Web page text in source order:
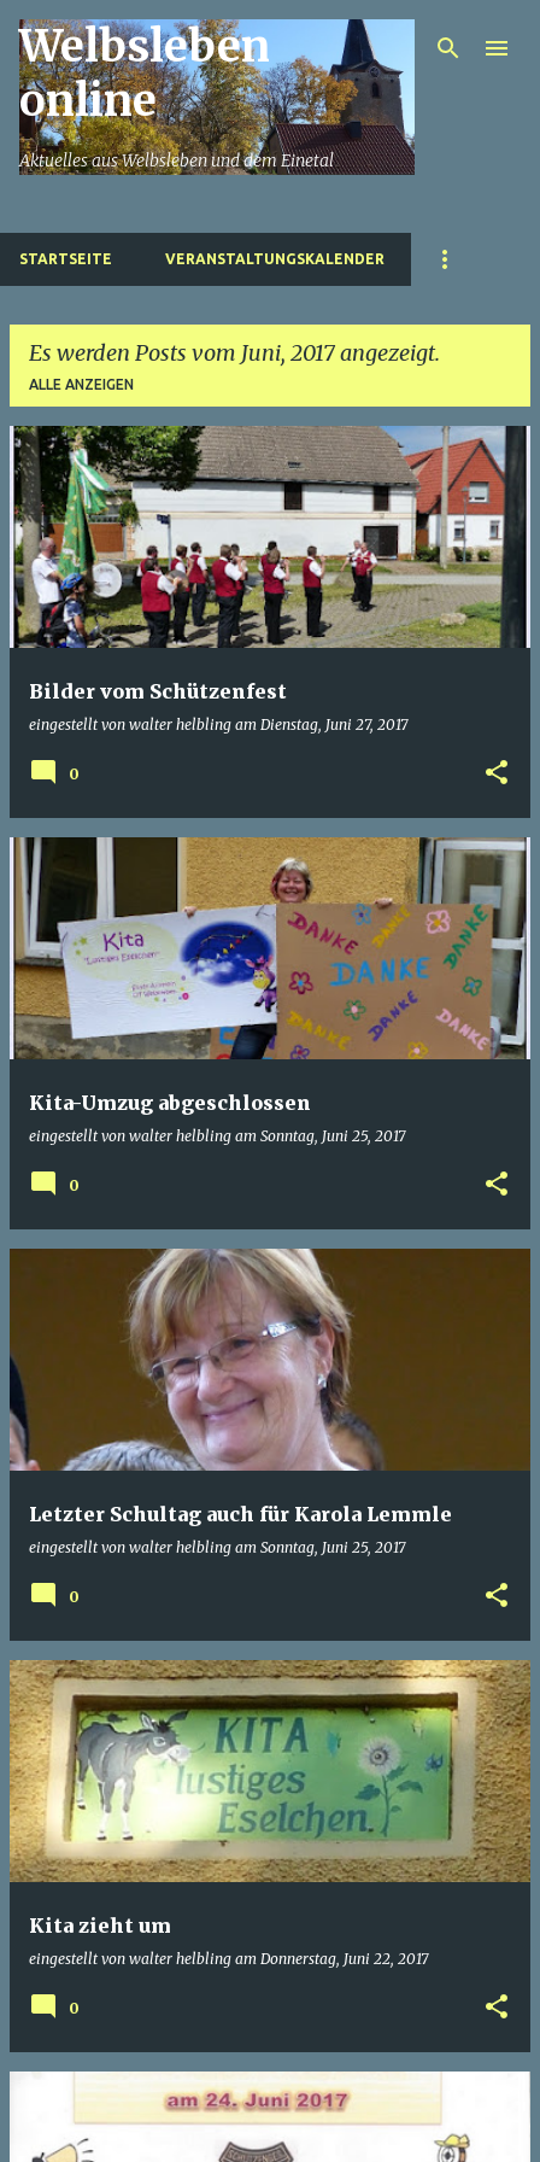
Direkt zum Hauptbereich
Welbsleben
online
Aktuelles aus Welbsleben und dem Einetal
STARTSEITE VERANSTALTUNGSKALENDER
Es werden Posts vom Juni, 2017 angezeigt.
ALLE ANZEIGEN
P
o
s
Bilder vom Schützenfest
eingestellt von walter helbling am Dienstag, Juni 27, 2017
0
Kita-Umzug abgeschlossen
eingestellt von walter helbling am Sonntag, Juni 25, 2017
0
Letzter Schultag auch für Karola Lemmle
eingestellt von walter helbling am Sonntag, Juni 25, 2017
0
Kita zieht um
eingestellt von walter helbling am Donnerstag, Juni 22, 2017
0